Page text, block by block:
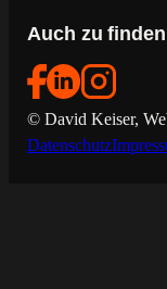
Auch zu
© David Keiser,
Datenschutz